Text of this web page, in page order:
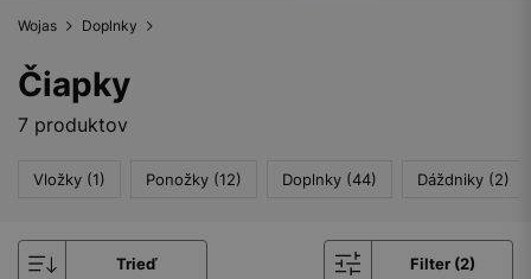
Wojas Doplnky
Čiapky
7 produktov
Vložky (1) Ponožky (12) Doplnky (44) Dáždniky (2)
Trieď Filter (2)